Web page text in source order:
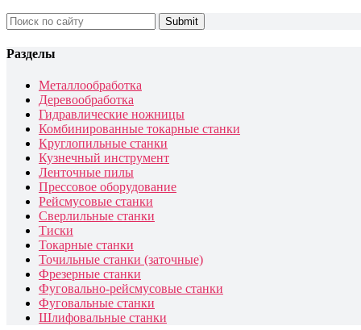
Search
for:
Разделы
Металлообработка
Деревообработка
Гидравлические ножницы
Комбинированные токарные станки
Круглопильные станки
Кузнечный инструмент
Ленточные пилы
Прессовое оборудование
Рейсмусовые станки
Сверлильные станки
Тиски
Токарные станки
Точильные станки (заточные)
Фрезерные станки
Фуговально-рейсмусовые станки
Фуговальные станки
Шлифовальные станки